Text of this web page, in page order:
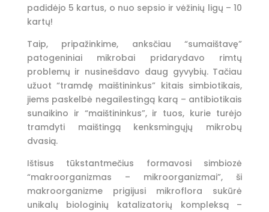
padidėjo 5 kartus, o nuo sepsio ir vėžinių ligų – 10
kartų!
Taip, pripažinkime, anksčiau “sumaištavę”
patogeniniai mikrobai pridarydavo rimtų
problemų ir nusinešdavo daug gyvybių. Tačiau
užuot “tramdę maištininkus” kitais simbiotikais,
jiems paskelbė negailestingą karą – antibiotikais
sunaikino ir “maištininkus”, ir tuos, kurie turėjo
tramdyti maištingą kenksmingųjų mikrobų
dvasią.
Ištisus tūkstantmečius formavosi simbiozė
“makroorganizmas – mikroorganizmai”, ši
makroorganizme prigijusi mikroflora sukūrė
unikalų biologinių katalizatorių kompleksą –